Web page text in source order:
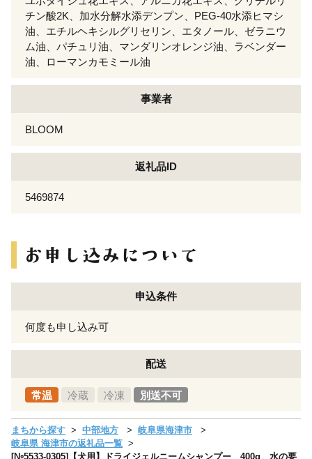
チン酸2K、加水分解水添デンプン、PEG-40水添ヒマシ
油、エチルヘキシルグリセリン、エタノール、ゼラニウ
ム油、パチュリ油、マンダリンオレンジ油、ラベンダー
油、ローマンカモミール油
事業者
BLOOM
返礼品ID
5469874
申込条件
何度も申し込み可
配送
常温 冷蔵 冷凍 別送不可
まちから探す 中部地方
岐阜県海津市
岐阜県 海津市の返礼品一覧
[№5533-0305]【犬用】ドライジェルニームシャンプー 400g 水の要